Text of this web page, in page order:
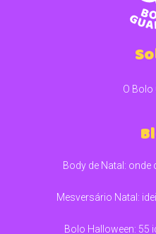
O Bolo
Body de Natal:
Mesversário Natal:
Bolo Halloween: 55